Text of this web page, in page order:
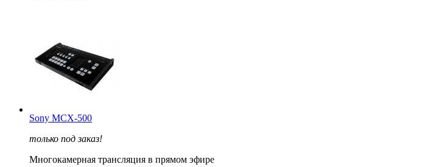
Sony MCX-500
только под заказ!
Многокамерная трансляция в прямом эфире